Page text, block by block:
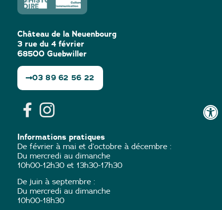
Château de la Neuenbourg
3 rue du 4 février
68500 Guebwiller
03 89 62 56 22
Informations pratiques
De février à mai et d’octobre à décembre :
Du mercredi au dimanche
10h00-12h30 et 13h30-17h30
De juin à septembre :
Du mercredi au dimanche
10h00-18h30